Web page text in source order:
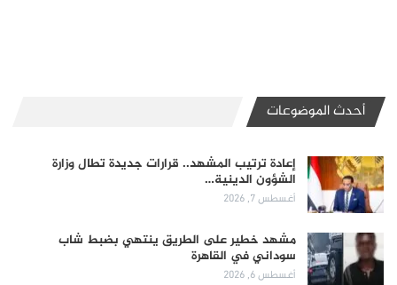
أحدث الموضوعات
إعادة ترتيب المشهد.. قرارات جديدة تطال وزارة
الشؤون الدينية…
أغسطس 7, 2026
مشهد خطير على الطريق ينتهي بضبط شاب
سوداني في القاهرة
أغسطس 6, 2026